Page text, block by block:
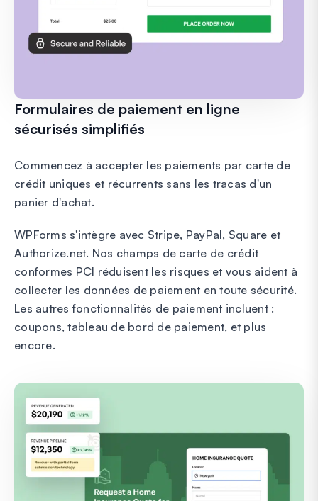
Formulaires de paiement en ligne
sécurisés simplifiés
Commencez à accepter les paiements par carte de
crédit uniques et récurrents sans les tracas d'un
panier d'achat.
WPForms s'intègre avec Stripe, PayPal, Square et
Authorize.net. Nos champs de carte de crédit
conformes PCI réduisent les risques et vous aident à
collecter les données de paiement en toute sécurité.
Les autres fonctionnalités de paiement incluent :
coupons, tableau de bord de paiement, et plus
encore.